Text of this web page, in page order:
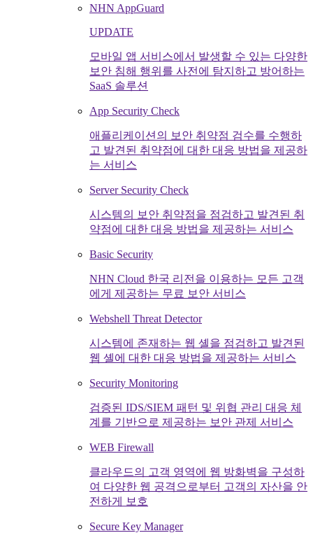
NHN AppGuard
UPDATE
모바일 앱 서비스에서 발생할 수 있는 다양한
보안 침해 행위를 사전에 탐지하고 방어하는
SaaS 솔루션
App Security Check
애플리케이션의 보안 취약점 검수를 수행하
고 발견된 취약점에 대한 대응 방법을 제공하
는 서비스
Server Security Check
시스템의 보안 취약점을 점검하고 발견된 취
약점에 대한 대응 방법을 제공하는 서비스
Basic Security
NHN Cloud 한국 리전을 이용하는 모든 고객
에게 제공하는 무료 보안 서비스
Webshell Threat Detector
시스템에 존재하는 웹 셸을 점검하고 발견된
웹 셸에 대한 대응 방법을 제공하는 서비스
Security Monitoring
검증된 IDS/SIEM 패턴 및 위협 관리 대응 체
계를 기반으로 제공하는 보안 관제 서비스
WEB Firewall
클라우드의 고객 영역에 웹 방화벽을 구성하
여 다양한 웹 공격으로부터 고객의 자산을 안
전하게 보호
Secure Key Manager